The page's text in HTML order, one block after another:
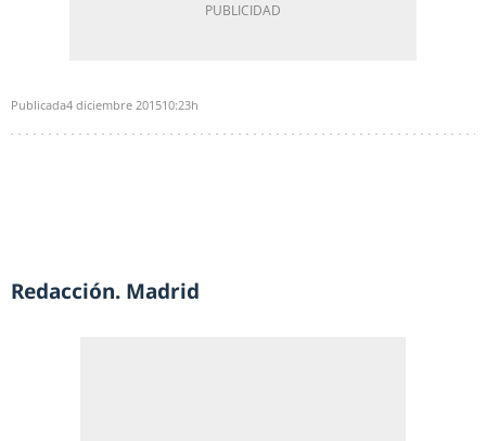
Publicada4 diciembre 201510:23h
Redacción. Madrid